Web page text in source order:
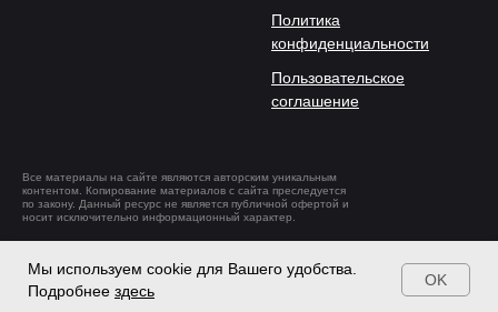
Политика
конфиденциальности
Пользовательское
соглашение
продвижение
Все материалы на сайте являются авторским уникальным
контентом. Копирование материалов с сайта преследуется
по закону. Данный ресурс не является публичной офертой и
носит исключительно информационный характер.
Мы используем cookie для Вашего удобства.
Подробнее здесь
OK